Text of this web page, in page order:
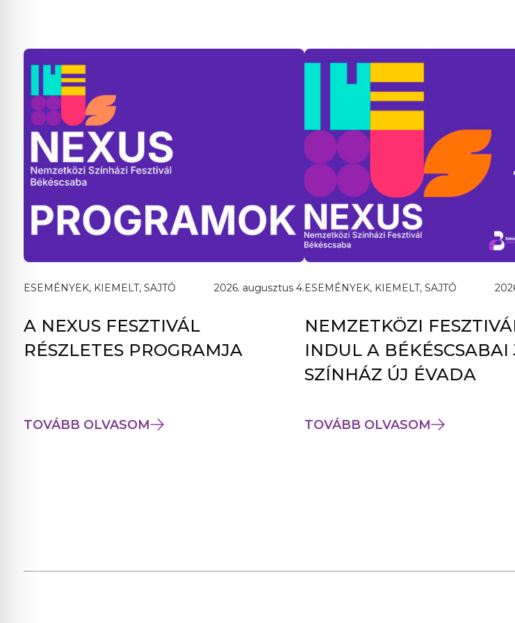
ESEMÉNYEK, KIEMELT, SAJTÓ 2026. augusztus 4.
A NEXUS FESZTIVÁL
RÉSZLETES PROGRAMJA
TOVÁBB OLVASOM
ESEMÉNYEK, KIEMELT, SAJTÓ
NEMZETKÖZI
INDUL A BÉKÉSCSABAI
SZÍNHÁZ ÚJ ÉVADA
TOVÁBB OLVASOM